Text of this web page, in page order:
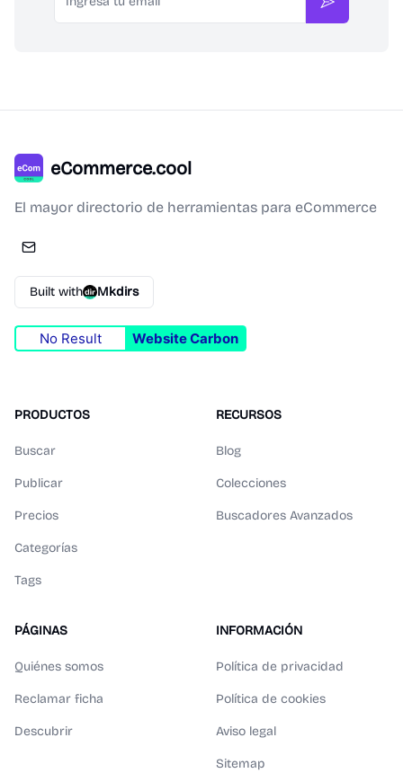
Suscribirse
eCommerce.cool
El mayor directorio de herramientas para eCommerce
Built with Mkdirs
No Result Website Carbon
PRODUCTOS
Buscar
Publicar
Precios
Categorías
Tags
RECURSOS
Blog
Colecciones
Buscadores Avanzados
PÁGINAS
Quiénes somos
Reclamar ficha
Descubrir
INFORMACIÓN
Política de privacidad
Política de cookies
Aviso legal
Sitemap